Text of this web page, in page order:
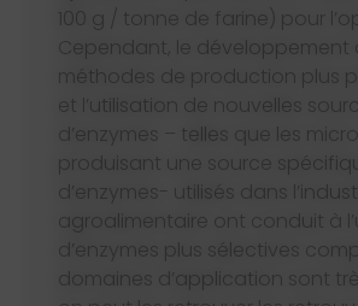
100 g / tonne de farine) pour
Cependant, le développement
méthodes de production plus
et l’utilisation de nouvelles
d’enzymes – telles que les
produisant une source
d’enzymes- utilisés dans
agroalimentaire ont conduit à
d’enzymes plus sélectives
domaines d’application sont